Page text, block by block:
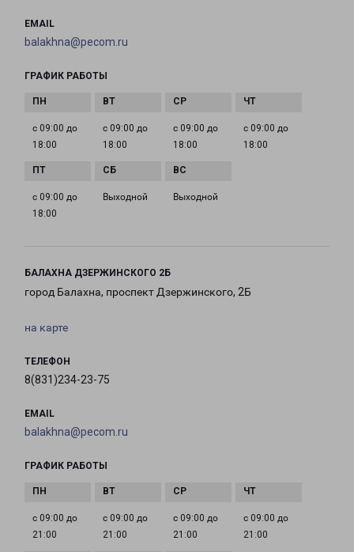
EMAIL
balakhna@pecom.ru
ГРАФИК РАБОТЫ
с 09:00 до
18:00
с 09:00 до
18:00
с 09:00 до
18:00
с 09:00 до
18:00
с 09:00 до
18:00
Выходной Выходной
БАЛАХНА ДЗЕРЖИНСКОГО 2Б
город Балахна, проспект Дзержинского, 2Б
на карте
ТЕЛЕФОН
8(831)234-23-75
EMAIL
balakhna@pecom.ru
ГРАФИК РАБОТЫ
с 09:00 до
21:00
с 09:00 до
21:00
с 09:00 до
21:00
с 09:00 до
21:00